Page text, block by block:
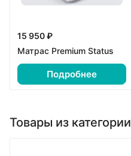
15 950 ₽
Матрас Premium Status
Подробнее
Товары из категории